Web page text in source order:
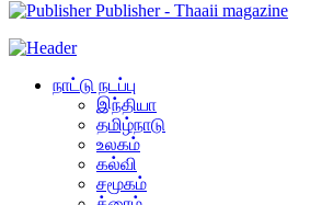
Publisher - Thaaii magazine
நாட்டு நடப்பு
இந்தியா
தமிழ்நாடு
உலகம்
கல்வி
சமூகம்